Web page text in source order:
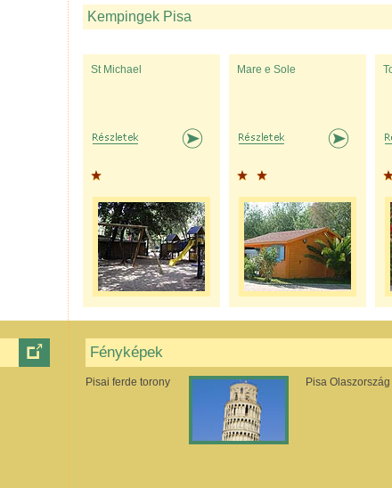
Kempingek Pisa
St Michael Mare e Sole
Fényképek
Pisa Olaszország
Pisai ferde torony